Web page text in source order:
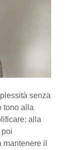
senza
tono alla
alla
poi
mantenere il